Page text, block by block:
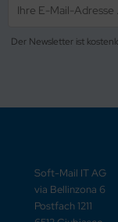
Der Newsletter ist
Soft-Mail IT AG
via Bellinzona 6
Postfach 1211